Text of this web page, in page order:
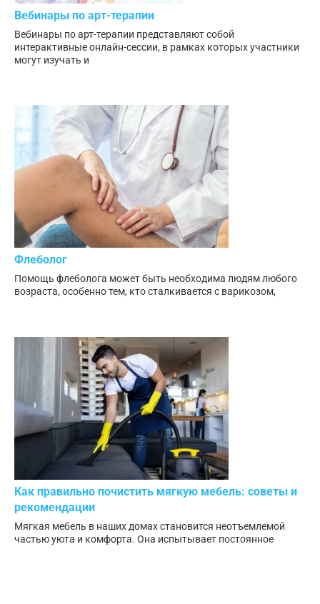
Вебинары по арт-терапии
Вебинары по арт-терапии представляют собой
интерактивные онлайн-сессии, в рамках которых участники
могут изучать и
Флеболог
Помощь флеболога может быть необходима людям любого
возраста, особенно тем, кто сталкивается с варикозом,
Как правильно почистить мягкую мебель: советы и
рекомендации
Мягкая мебель в наших домах становится неотъемлемой
частью уюта и комфорта. Она испытывает постоянное